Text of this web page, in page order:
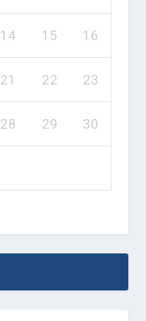
14 15 16
21 22 23
28 29 30